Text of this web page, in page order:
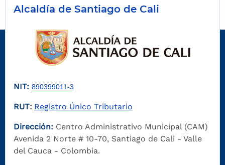
Alcaldía de Santiago de Cali
NIT: 890399011-3
RUT: Registro Único Tributario
Dirección: Centro Administrativo Municipal (CAM)
Avenida 2 Norte # 10-70, Santiago de Cali - Valle
del Cauca - Colombia.